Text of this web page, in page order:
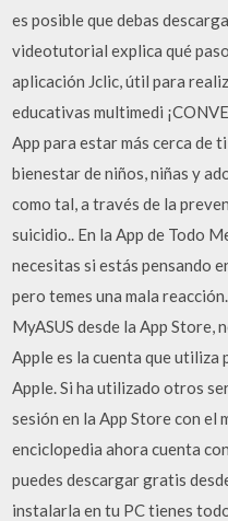
es posible que debas
videotutorial explica qué
aplicación Jclic, útil para
educativas multimedi
App para estar más cerca de
bienestar de niños, niñas y
como tal, a través de la
suicidio.. En la App de Todo
necesitas si estás pensando
pero temes una mala
MyASUS desde la App Store,
Apple es la cuenta que utiliza
Apple. Si ha utilizado otros
sesión en la App Store con el
enciclopedia ahora cuenta
puedes descargar gratis
instalarla en tu PC tienes